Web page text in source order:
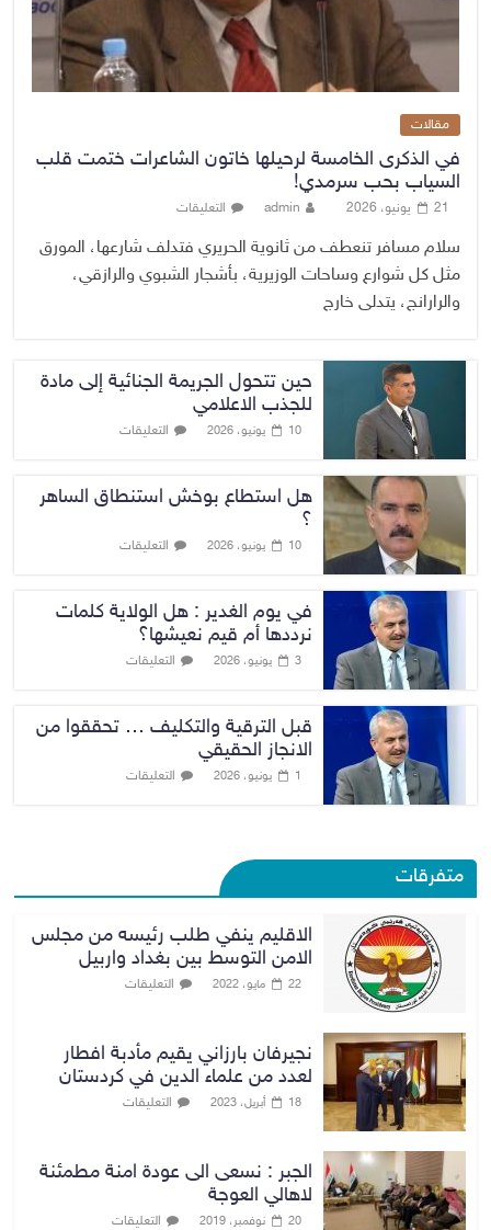
مقالات
في الذكرى الخامسة لرحيلها خاتون الشاعرات ختمت قلب
السياب بحب سرمدي!
21 يونيو، 2026 admin التعليقات
سلام مسافر تنعطف من ثانوية الحريري فتدلف شارعها، المورق
مثل كل شوارع وساحات الوزيرية، بأشجار الشبوي والرازقي،
والرارانج، يتدلى خارج
حين تتحول الجريمة الجنائية إلى مادة
للجذب الاعلامي
10 يونيو، 2026 التعليقات
هل استطاع بوخش استنطاق الساهر
؟
10 يونيو، 2026 التعليقات
في يوم الغدير : هل الولاية كلمات
نرددها أم قيم نعيشها؟
3 يونيو، 2026 التعليقات
قبل الترقية والتكليف … تحققوا من
الانجاز الحقيقي
1 يونيو، 2026 التعليقات
متفرقات
الاقليم ينفي طلب رئيسه من مجلس
الامن التوسط بين بغداد واربيل
22 مايو، 2022 التعليقات
نجيرفان بارزاني يقيم مأدبة افطار
لعدد من علماء الدين في كردستان
18 أبريل، 2023 التعليقات
الجبر : نسعى الى عودة امنة مطمئنة
لاهالي العوجة
20 نوفمبر، 2019 التعليقات